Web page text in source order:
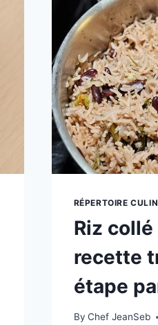
RÉPERTOIRE
Riz
recette
étape
By Chef JeanSeb